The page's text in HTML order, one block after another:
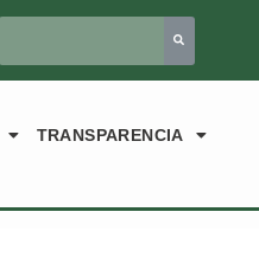
TRANSPARENCIA